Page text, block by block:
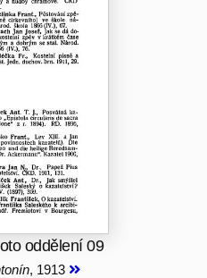
oddělení 09
, 1913